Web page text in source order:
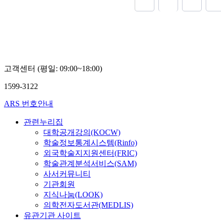
고객센터 (평일: 09:00~18:00)
1599-3122
ARS 번호안내
관련누리집
대학공개강의(KOCW)
학술정보통계시스템(Rinfo)
외국학술지지원센터(FRIC)
학술관계분석서비스(SAM)
사서커뮤니티
기관회원
지식나눔(LOOK)
의학전자도서관(MEDLIS)
유관기관 사이트